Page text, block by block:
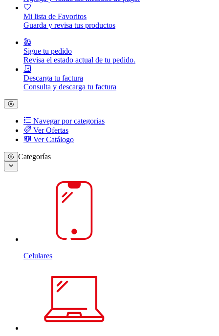
Mi lista de Favoritos
Guarda y revisa tus productos
Sigue tu pedido
Revisa el estado actual de tu pedido.
Descarga tu factura
Consulta y descarga tu factura
Navegar por categorias
Ver Ofertas
Ver Catálogo
Categorías
Celulares